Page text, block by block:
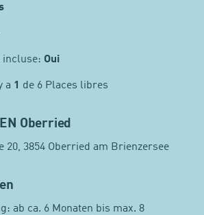
incluse: Oui
a 1 de 6 Places libres
Oberried
20, 3854 Oberried am Brienzersee
ab ca. 6 Monaten bis max. 8